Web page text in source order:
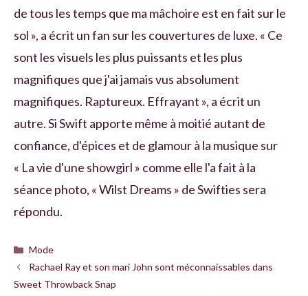
de tous les temps que ma mâchoire est en fait sur le
sol », a écrit un fan sur les couvertures de luxe. « Ce
sont les visuels les plus puissants et les plus
magnifiques que j'ai jamais vus absolument
magnifiques. Raptureux. Effrayant », a écrit un
autre. Si Swift apporte même à moitié autant de
confiance, d'épices et de glamour à la musique sur
« La vie d'une showgirl » comme elle l'a fait à la
séance photo, « Wilst Dreams » de Swifties sera
répondu.
Catégories
Mode
Rachael Ray et son mari John sont méconnaissables dans
Sweet Throwback Snap